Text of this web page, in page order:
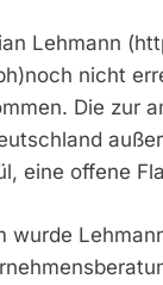
Lehmann
nicht
Die zur
eine offene
wurde